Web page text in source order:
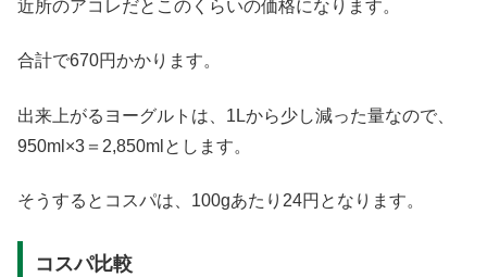
近所のアコレだとこのくらいの価格になります。
合計で670円かかります。
出来上がるヨーグルトは、1Lから少し減った量なので、
950ml×3＝2,850mlとします。
そうするとコスパは、100gあたり24円となります。
コスパ比較